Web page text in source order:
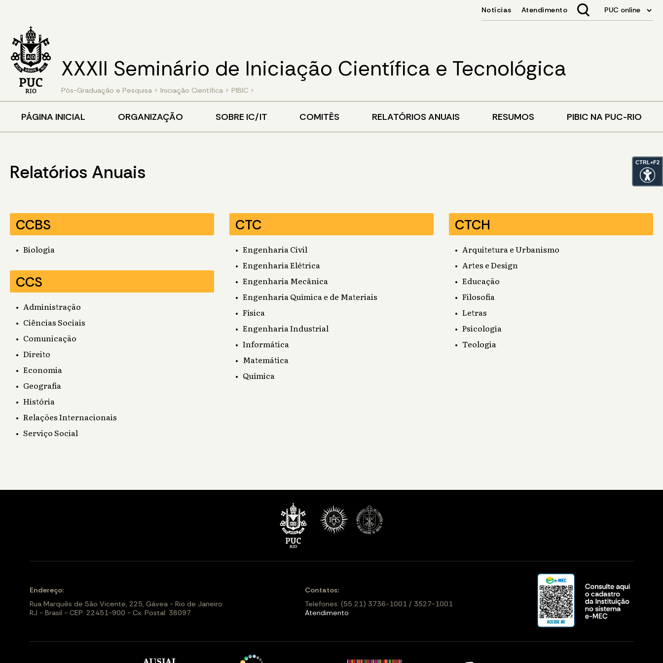
CTRL+F2
XXXII Seminário de Iniciação Científica e Tecnológica
Pós-Graduação e Pesquisa > Iniciação Científica > PIBIC >
PÁGINA INICIAL ORGANIZAÇÃO SOBRE IC/IT COMITÊS RELATÓRIOS ANUAIS RESUMOS PIBIC NA PUC-RIO
Relatórios Anuais
CCBS
Biologia
CCS
Administração
Ciências Sociais
Comunicação
Direito
Economia
Geografia
História
Relações Internacionais
Serviço Social
CTC
Engenharia Civil
Engenharia Elétrica
Engenharia Mecânica
Engenharia Química e de Materiais
Física
Engenharia Industrial
Informática
Matemática
Química
CTCH
Arquitetura e Urbanismo
Artes e Design
Educação
Filosofia
Letras
Psicologia
Teologia